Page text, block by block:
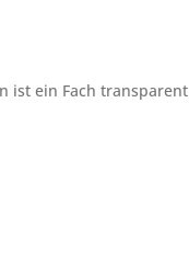
ist ein Fach